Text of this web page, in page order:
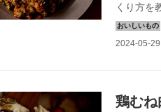
くり方を
り、お弁
鶏むね